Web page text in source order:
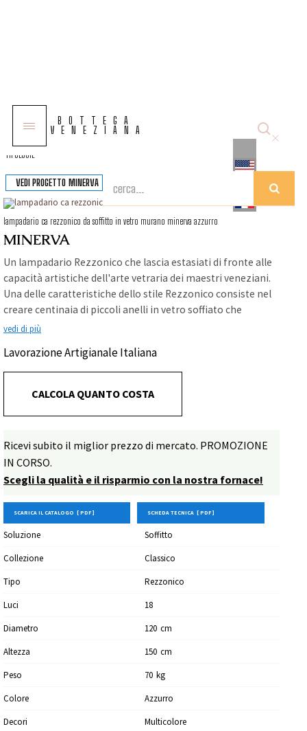
BOTTEGA
VENEZIANA
SOLUZIONI
TIPOLOGIE
VEDI PROGETTO MINERVA
lampadario ca rezzonico da soffitto in vetro murano minerva azzurro
MINERVA
Un lampadario Rezzonico che lascia estasiati di fronte alle
capacità artistiche dell'arte vetraria dei maestri veneziani.
Una delle caratteristiche dello stile Rezzonico consiste nel
creare centinaia di piccoli anelli in vetro soffiato che
vengono poi incastrati a formare i grandi bracci. I decori e i
creando un'opera senza tempo. Minerva è realizzato in
azzurro con decori multicolore e fiori in pasta di vetro, è
personalizzabile nelle misure e colori.
vedi di più
Lavorazione Artigianale Italiana
CALCOLA QUANTO COSTA
Ricevi subito il miglior prezzo di mercato. PROMOZIONE
IN CORSO.
Scegli la qualità e il risparmio con la nostra fornace!
SCARICA IL CATALOGO [ PDF ] SCHEDA TECNICA [ PDF ]
Soluzione
Soffitto
Collezione
Classico
Tipo
Rezzonico
Luci
18
Diametro
120 Cm
Altezza
150 Cm
Peso
70 Kg
Colore
Azzurro
Decori
Multicolore